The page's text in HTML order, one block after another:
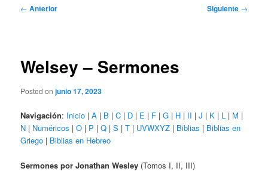
Navegación
← Anterior Siguiente →
Welsey – Sermones
Posted onjunio 17, 2023
Navigación: Inicio |A | B |C | D | E | F |G | H | II |J | K | L | M |
N | Numéricos |O | P |Q |S |T | UVWXYZ | Biblias | Biblias en
Griego | Biblias en Hebreo
Sermones por Jonathan Wesley (Tomos I, II, III)